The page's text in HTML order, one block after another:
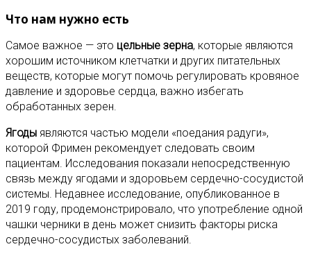
Что нам нужно есть
Самое важное — это цельные зерна, которые являются
хорошим источником клетчатки и других питательных
веществ, которые могут помочь регулировать кровяное
давление и здоровье сердца, важно избегать
обработанных зерен.
Ягоды являются частью модели «поедания радуги»,
которой Фримен рекомендует следовать своим
пациентам. Исследования показали непосредственную
связь между ягодами и здоровьем сердечно-сосудистой
системы. Недавнее исследование, опубликованное в
2019 году, продемонстрировало, что употребление одной
чашки черники в день может снизить факторы риска
сердечно-сосудистых заболеваний.